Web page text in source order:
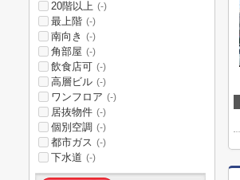
20階以上 (-)
最上階 (-)
南向き (-)
角部屋 (-)
飲食店可 (-)
高層ビル (-)
ワンフロア (-)
居抜物件 (-)
個別空調 (-)
都市ガス (-)
下水道 (-)